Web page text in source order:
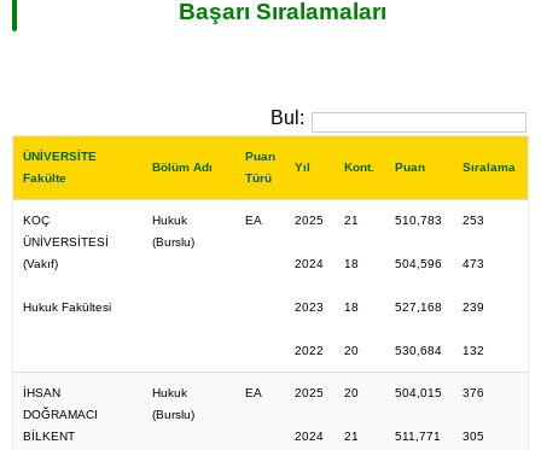
Başarı Sıralamaları
Bul:
ÜNİVERSİTE
Fakülte
Bölüm Adı
Puan
Türü
Yıl Kont. Puan Sıralama
KOÇ
ÜNİVERSİTESİ
(Vakıf)
Hukuk Fakültesi
Hukuk
(Burslu)
EA 2025
2024
2023
2022
21
18
18
20
510,783
504,596
527,168
530,684
253
473
239
132
İHSAN
DOĞRAMACI
BİLKENT
Hukuk
(Burslu)
EA 2025
2024
20
21
504,015
511,771
376
305